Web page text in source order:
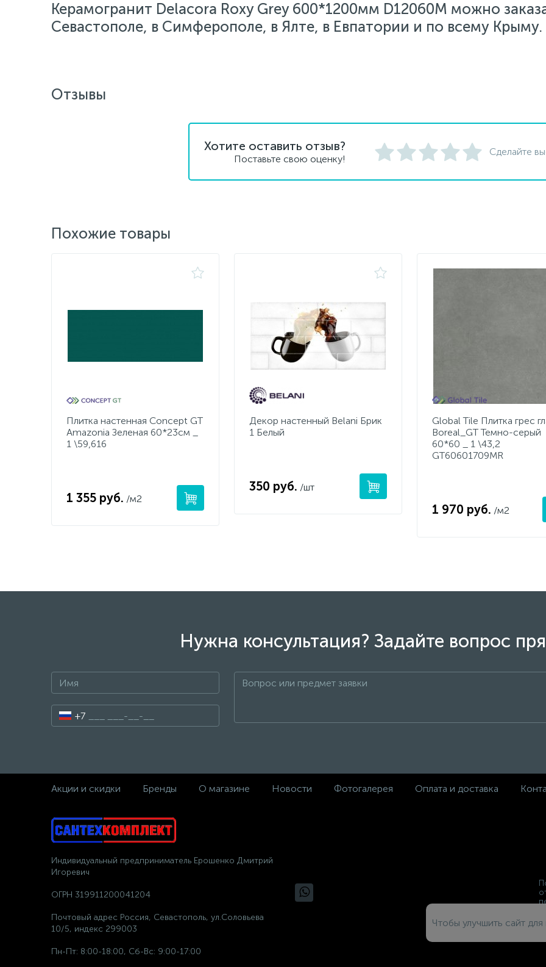
Керамогранит Delacora Roxy Grey 600*1200мм D12060M можно
Севастополе, в Симферополе, в Ялте, в Евпатории и по всему Крыму.
Отзывы
Хотите оставить отзыв?
Поставьте свою оценку!
Сделайте
Похожие товары
Плитка настенная Concept GT
Amazonia Зеленая 60*23см _
1 \59,616
1 355 руб. /м2
Декор настенный Belani Брик
1 Белый
350 руб. /шт
Global Tile Плитка грес
Boreal_GT Темно-серый
60*60 _ 1 \43,2
GT60601709MR
1 970 руб. /м2
Нужна консультация? Задайте вопрос
+7
Акции и скидки Бренды О магазине Новости Фотогалерея Оплата и доставка
Индивидуальный предприниматель Ерошенко Дмитрий
Игоревич
ОГРН 319911200041204
Почтовый адрес Россия, Севастополь, ул.Соловьева
10/5, индекс 299003
Пн-Пт: 8:00-18:00, Сб-Вс: 9:00-17:00
Чтобы улучшить сайт